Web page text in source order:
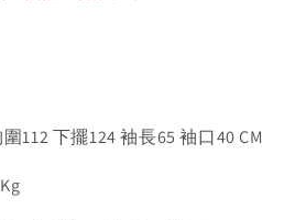
圍112 下擺124 袖長65 袖口40 CM